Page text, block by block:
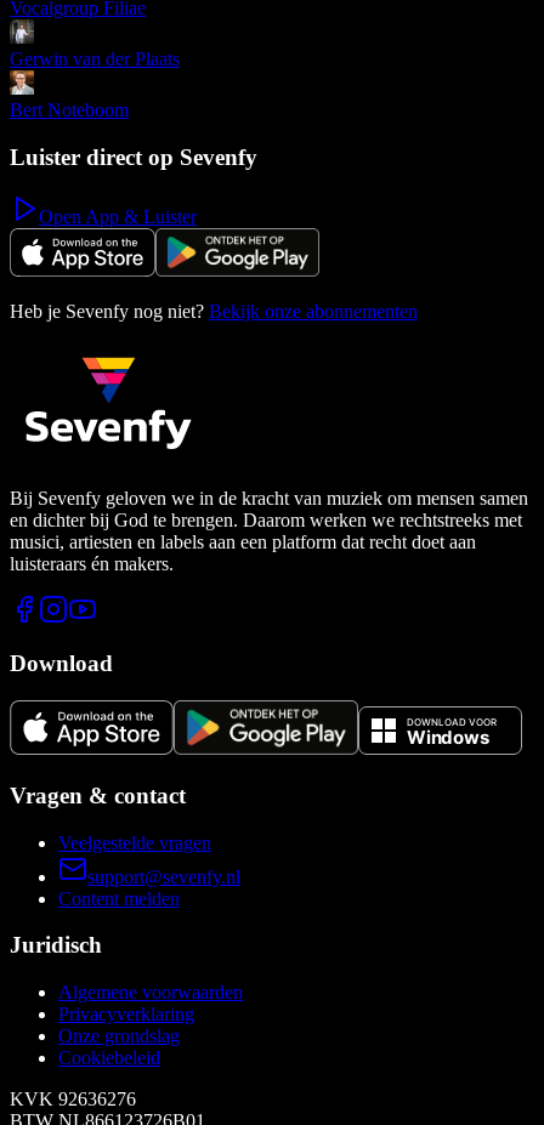
Vocalgroup Filiae
Gerwin van der Plaats
Bert Noteboom
Luister direct op Sevenfy
Open App & Luister
Heb je Sevenfy nog niet? Bekijk onze abonnementen
Bij Sevenfy geloven we in de kracht van muziek om mensen samen
en dichter bij God te brengen. Daarom werken we rechtstreeks met
musici, artiesten en labels aan een platform dat recht doet aan
luisteraars én makers.
Download
Vragen & contact
Veelgestelde vragen
support@sevenfy.nl
Content melden
Juridisch
Algemene voorwaarden
Privacyverklaring
Onze grondslag
Cookiebeleid
KVK 92636276
BTW NL866123726B01